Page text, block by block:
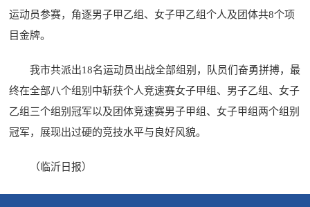
运动员参赛，角逐男子甲乙组、女子甲乙组个人及团体共8个项
目金牌。
我市共派出18名运动员出战全部组别，队员们奋勇拼搏，最
终在全部八个组别中斩获个人竞速赛女子甲组、男子乙组、女子
乙组三个组别冠军以及团体竞速赛男子甲组、女子甲组两个组别
冠军，展现出过硬的竞技水平与良好风貌。
（临沂日报）